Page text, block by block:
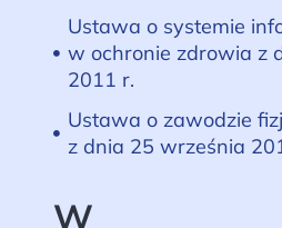
Ustawa o systemie
w ochronie zdrowia z
2011 r.
Ustawa o zawodzie
z dnia 25 września
W